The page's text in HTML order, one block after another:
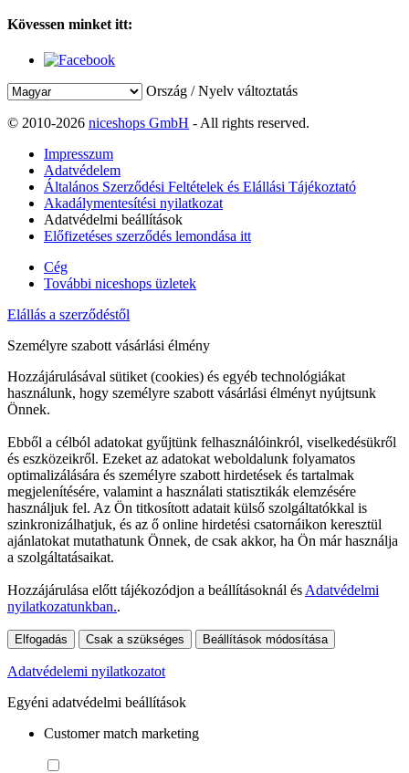
Kövessen minket itt:
Ország / Nyelv változtatás
© 2010-2026 niceshops GmbH - All rights reserved.
Impresszum
Adatvédelem
Általános Szerződési Feltételek és Elállási Tájékoztató
Akadálymentesítési nyilatkozat
Adatvédelmi beállítások
Előfizetéses szerződés lemondása itt
Cég
További niceshops üzletek
Elállás a szerződéstől
Személyre szabott vásárlási élmény
Hozzájárulásával sütiket (cookies) és egyéb technológiákat
használunk, hogy személyre szabott vásárlási élményt nyújtsunk
Önnek.
Ebből a célból adatokat gyűjtünk felhasználóinkról, viselkedésükről
és eszközeikről. Ezeket az adatokat weboldalunk folyamatos
optimalizálására és személyre szabott hirdetések és tartalmak
megjelenítésére, valamint a használati statisztikák elemzésére
használjuk fel. Az Ön titkosított adatait külső szolgáltatókkal is
szinkronizálhatjuk, és az ő online hirdetési csatornáikon keresztül
ajánlatokat mutathatunk Önnek, de csak akkor, ha Ön már használja
a szolgáltatásaikat.
Hozzájárulása előtt tájékozódjon a beállításoknál ésAdatvédelmi
nyilatkozatunkban..
Elfogadás Csak a szükséges Beállítások módosítása
Adatvédelemi nyilatkozatot
Egyéni adatvédelmi beállítások
Customer match marketing